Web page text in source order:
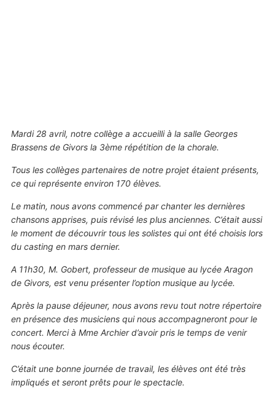
Mardi 28 avril, notre collège a accueilli à la salle Georges
Brassens de Givors la 3ème répétition de la chorale.
Tous les collèges partenaires de notre projet étaient présents,
ce qui représente environ 170 élèves.
Le matin, nous avons commencé par chanter les dernières
chansons apprises, puis révisé les plus anciennes. C’était aussi
le moment de découvrir tous les solistes qui ont été choisis lors
du casting en mars dernier.
A 11h30, M. Gobert, professeur de musique au lycée Aragon
de Givors, est venu présenter l’option musique au lycée.
Après la pause déjeuner, nous avons revu tout notre répertoire
en présence des musiciens qui nous accompagneront pour le
concert. Merci à Mme Archier d’avoir pris le temps de venir
nous écouter.
C’était une bonne journée de travail, les élèves ont été très
impliqués et seront prêts pour le spectacle.